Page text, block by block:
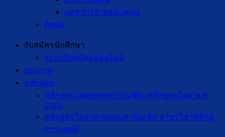
บุคลากรสายสนับสนุน
ติดต่อ
รับสมัครนักศึกษา
ระบบรับสมัครออนไลน์
ประกาศ
หลักสูตร
หลักสูตรแพทยศาสตรบัณฑิต (หลักสูตรใหม่ พ.ศ.
2563)
หลักสูตรวิทยาศาสตรมหาบัณฑิต สาขาวิชาฟิสิกส์
การแพทย์